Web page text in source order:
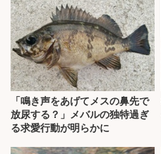
「鳴き声をあげてメスの鼻先で
放尿する？」メバルの独特過ぎ
る求愛行動が明らかに